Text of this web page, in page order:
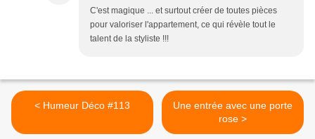
C'est magique ... et surtout créer de toutes pièces
pour valoriser l'appartement, ce qui révèle tout le
talent de la styliste !!!
< Humeur Déco #113
Une entrée avec une porte
rose >